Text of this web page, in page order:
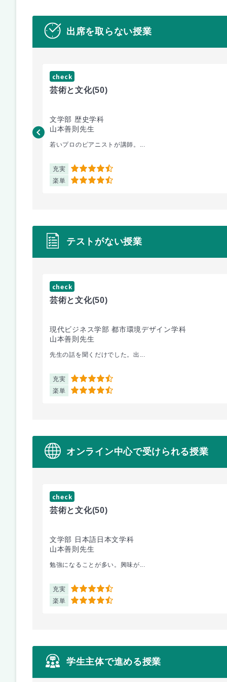
出席を取らない授業
check
芸術と文化(50)
文学部 歴史学科
山本善則先生
若いプロのピアニストが講師。...
充実 4.5
楽単 4.5
テストがない授業
check
芸術と文化(50)
現代ビジネス学部 都市環境デザイン学科
山本善則先生
先生の話を聞くだけでした。出...
充実 4.5
楽単 4.5
オンライン中心で受けられる授業
check
芸術と文化(50)
文学部 日本語日本文学科
山本善則先生
勉強になることが多い。興味が...
充実 4.5
楽単 4.5
学生主体で進める授業